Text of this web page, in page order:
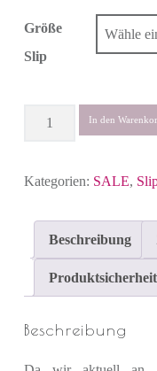
Größe
Slip
In den
Kategorien: SALE,
Beschreibung
Produktsicherheit
Beschreibung